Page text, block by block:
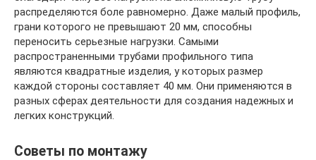
распределяются боле равномерно. Даже малый профиль,
грани которого не превышают 20 мм, способны
переносить серьезные нагрузки. Самыми
распространенными трубами профильного типа
являются квадратные изделия, у которых размер
каждой стороны составляет 40 мм. Они применяются в
разных сферах деятельности для создания надежных и
легких конструкций.
Советы по монтажу